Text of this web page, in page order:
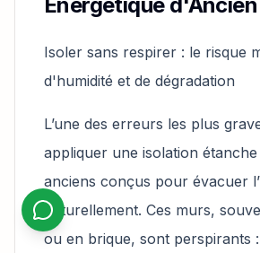
Isoler sans respirer : le risque
d'humidité et de dégradation
L’une des erreurs les plus
appliquer une isolation
anciens conçus pour évacuer
naturellement. Ces murs,
ou en brique, sont perspirants